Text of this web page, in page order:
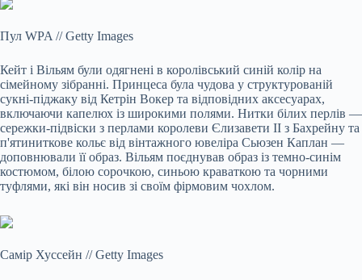
Пул WPA // Getty Images
Кейт і Вільям були одягнені в королівський синій колір на
сімейному зібранні. Принцеса була чудова у структурованій
сукні-піджаку від Кетрін Вокер та відповідних аксесуарах,
включаючи капелюх із широкими полями. Нитки білих перлів —
сережки-підвіски з перлами королеви Єлизавети II з Бахрейну та
п'ятиниткове кольє від вінтажного ювеліра Сьюзен Каплан —
доповнювали її образ. Вільям поєднував образ із темно-синім
костюмом, білою сорочкою, синьою краваткою та чорними
туфлями, які він носив зі своїм фірмовим чохлом.
Самір Хуссейн // Getty Images